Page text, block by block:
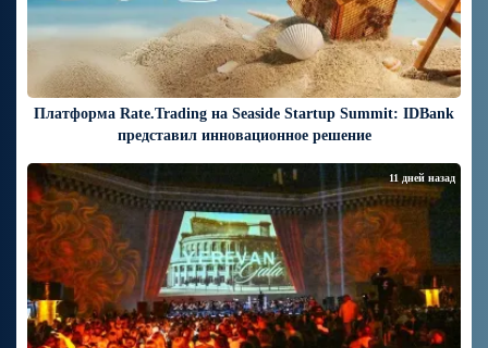
Платформа Rate.Trading на Seaside Startup Summit: IDBank
представил инновационное решение
11 дней назад